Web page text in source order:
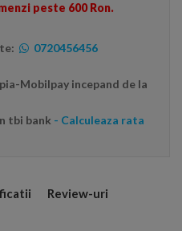
peste 600 Ron.
0720456456
Mobilpay incepand de la
tbi bank - Calculeaza rata
Review-uri